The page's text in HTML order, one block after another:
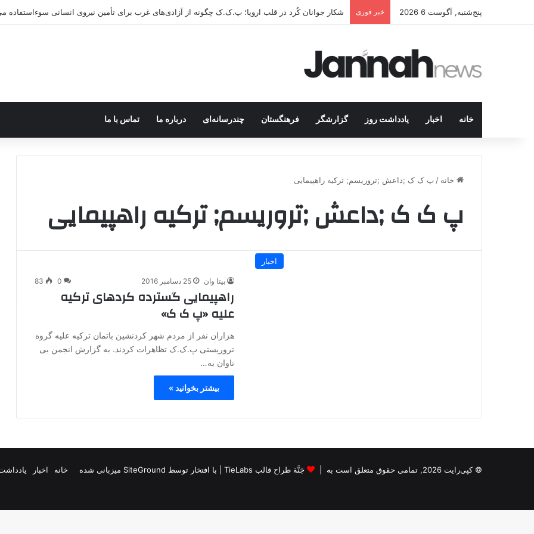
پنج‌شنبه, آگوست 6 2026 خبر فوری شکار جوانان کُرد در قلب اروپا؛ پ.ک.ک چگونه از آزادی‌های غرب برای تأمین نیروی انسانی سوءاستفاده
خانه اخبار یادداشت روز گزارشگر فرهنگستان چندرسانه‌ای درباره ما تماس با ما
خانه / پ ک ک ;داعش ;تروریسم; ترکیه راهپیمایی
پ ک ک ;داعش ;تروریسم; ترکیه راهپیمایی
اخبار
بیتا وان 25 دسامبر 2016 0
83
راهپیمایی گسترده کردهای ترکیه
علیه «پ ک ک»
هزاران نفر از مردم شهر کردنشین باتمان ترکیه علیه گروه‌
تروریستی پ.ک.ک تظاهرات کردند. به گزارش انجمن بی
تاوان به…
بیشتر بخوانید »
© کپی‌رایت 2026, تمامی حقوق متعلق است به | جَنَّة طراح قالب TieLabs | با افتخار توسط SiteGround میزبانی شده خانه اخبار